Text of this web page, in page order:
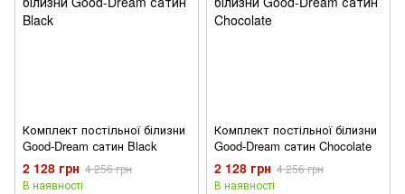
Комплект постільної білизни
Good-Dream сатин Black
2 128 грн 4 256 грн
В наявності
Комплект постільної білизни
Good-Dream сатин Chocolate
2 128 грн 4 256 грн
В наявності